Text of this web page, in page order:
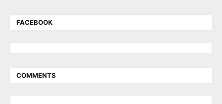
FACEBOOK
COMMENTS